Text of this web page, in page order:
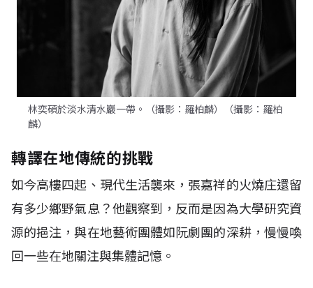
林奕碩於淡水清水巖一帶。（攝影：羅柏麟）（攝影：羅柏
麟）
轉譯在地傳統的挑戰
如今高樓四起、現代生活襲來，張嘉祥的火燒庄還留
有多少鄉野氣息？他觀察到，反而是因為大學研究資
源的挹注，與在地藝術團體如阮劇團的深耕，慢慢喚
回一些在地關注與集體記憶。